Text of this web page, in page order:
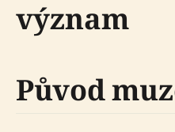
význam
Původ